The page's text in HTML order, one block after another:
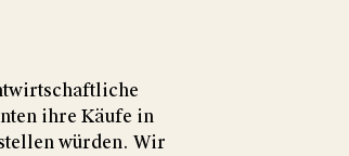
ihre Käufe in
würden. Wir